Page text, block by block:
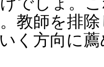
教師を排
く方向に